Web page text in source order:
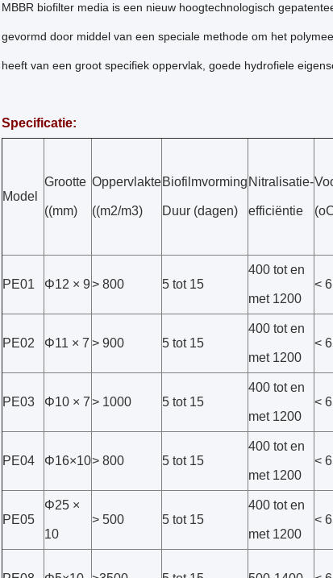
MBBR biofilter media is een nieuw hoogtechnologisch
gevormd door middel van een speciale methode om het
heeft van een groot specifiek oppervlak, goede hydrofiele
Specificatie:
Model
Grootte
((mm)
Oppervlakte
((m2/m3)
Biofilmvorming
Duur (dagen)
Nitralisatie-
efficiëntie
PE01 Φ12 × 9> 800 5 tot 15
400 tot en
met 1200
<
PE02 Φ11 × 7 > 900 5 tot 15
400 tot en
met 1200
<
PE03 Φ10 × 7> 1000 5 tot 15
400 tot en
met 1200
<
PE04 Φ16×10> 800 5 tot 15
400 tot en
met 1200
<
PE05
Φ25 ×
10
> 500 5 tot 15
400 tot en
met 1200
<